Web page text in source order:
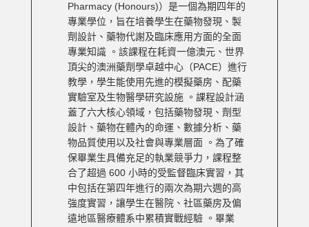
Pharmacy (Honours)）是一個為期四年的
專業學位，旨在培養學生在藥物發現、製
劑設計、藥物代謝及臨床應用方面的全面
專業知識 。該課程在耗資一億澳元、世界
頂尖的澳洲藥劑學卓越中心（PACE）進行
教學，學生能使用先進的模擬藥房、配藥
實驗室及生物醫學研究設施 。課程設計涵
蓋了六大核心領域，包括藥物發現、劑型
設計、藥物在體內的命運、數據分析、藥
物品質使用以及社會與專業層面 。為了確
保畢業生具備充足的執業競爭力，課程整
合了超過 600 小時的受監督臨床實習，其
中包括在第四年進行的兩次為期六週的高
強度實習，讓學生在醫院、社區藥房及偏
遠地區醫療體系中累積實戰經驗 。畢業